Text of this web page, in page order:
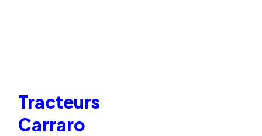
Tracteurs
Carraro